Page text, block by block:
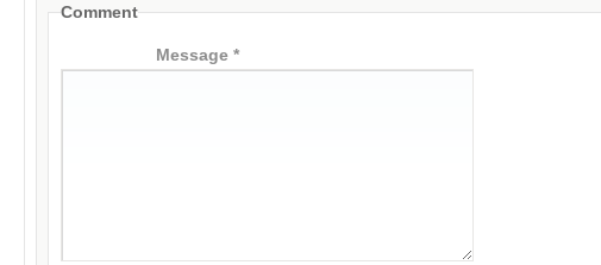
Comment
Message *